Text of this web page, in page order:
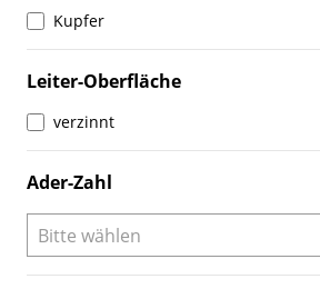
Kupfer
Leiter-Oberfläche
verzinnt
Ader-Zahl